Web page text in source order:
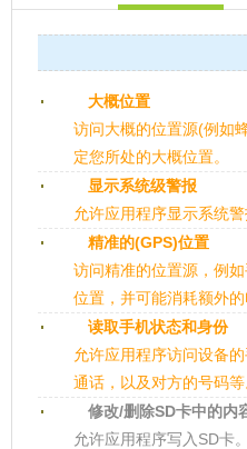
大概位置
访问大概的位置源(例如
定您所处的大概位置。
显示系统级警报
允许应用程序显示系统
精准的(GPS)位置
访问精准的位置源，例
位置，并可能消耗额外的
读取手机状态和身份
允许应用程序访问设备
通话，以及对方的号码等
修改/删除SD卡中的内
允许应用程序写入SD卡。